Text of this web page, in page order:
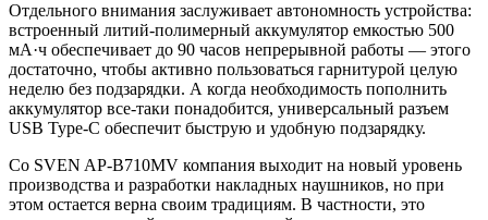
Отдельного внимания заслуживает автономность устройства:
встроенный литий-полимерный аккумулятор емкостью 500
мА·ч обеспечивает до 90 часов непрерывной работы — этого
достаточно, чтобы активно пользоваться гарнитурой целую
неделю без подзарядки. А когда необходимость пополнить
аккумулятор все-таки понадобится, универсальный разъем
USB Type-C обеспечит быструю и удобную подзарядку.
Со SVEN AP-B710MV компания выходит на новый уровень
производства и разработки накладных наушников, но при
этом остается верна своим традициям. В частности, это